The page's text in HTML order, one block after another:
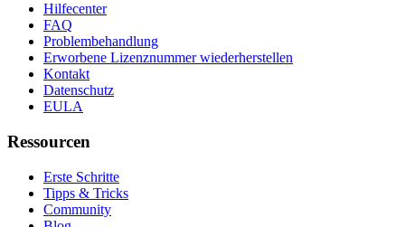
Hilfecenter
FAQ
Problembehandlung
Erworbene Lizenznummer wiederherstellen
Kontakt
Datenschutz
EULA
Ressourcen
Erste Schritte
Tipps & Tricks
Community